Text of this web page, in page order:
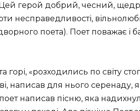
Цей герой добрий, чесний,
несправедливості,
поета). Поет поважає і
«розходились по світу
написав для нього серенаду,
написав пісню, яка